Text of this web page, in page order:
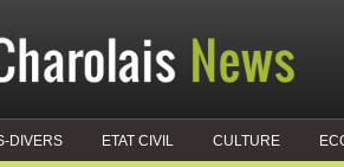
DIVERS ETAT CIVIL CULTURE